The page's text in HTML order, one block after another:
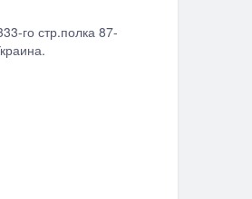
го стр.полка 87-